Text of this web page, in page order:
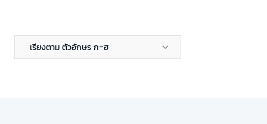
เรียงตาม ตัวอักษร ก-ฮ